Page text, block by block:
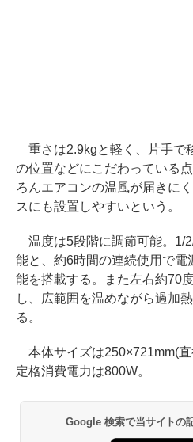
重さは2.9kgと軽く、片手で
の位置などにこだわっている
ろんエアコンの温風が届きに
スにも設置しやすいという。
温度は5段階に調節可能。1/
能と、約6時間の連続使用で電
能を搭載する。また左右約70
し、広範囲を温めながら過加
る。
本体サイズは250×721mm(直
定格消費電力は800W。
Google 検索で当サイトの